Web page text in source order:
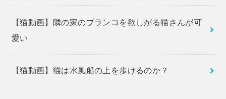
【猫動画】隣の家のブランコを欲しがる猫さんが可
愛い
【猫動画】猫は水風船の上を歩けるのか？